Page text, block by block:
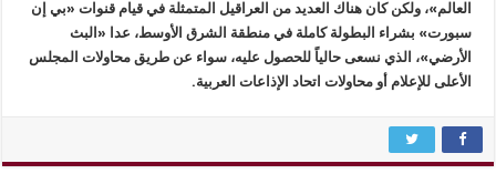
العالم»، ولكن كان هناك العديد من العراقيل المتمثلة في قيام قنوات «بي إن
سبورت» بشراء البطولة كاملة في منطقة الشرق الأوسط، عدا «البث
الأرضي»، الذي نسعى حالياً للحصول عليه، سواء عن طريق محاولات المجلس
الأعلى للإعلام أو محاولات اتحاد الإذاعات العربية.